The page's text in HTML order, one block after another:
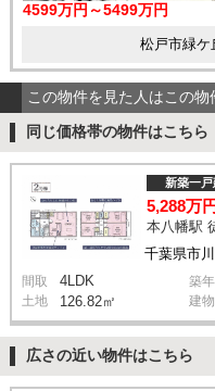
4599万円～5499万円
松戸市緑ケ
この物件を見た人はこの物
同じ価格帯の物件はこちら
千葉県市
新築一戸
5,288万円
間取 4LDK 築年
土地 126.82㎡ 建物
広さの近い物件はこちら